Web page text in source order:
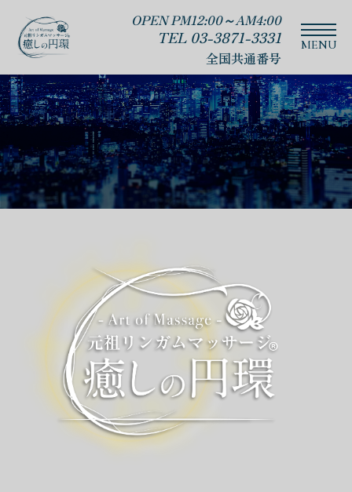
OPEN PM12:00～AM4:00
TEL 03-3871-3331
全国共通番号